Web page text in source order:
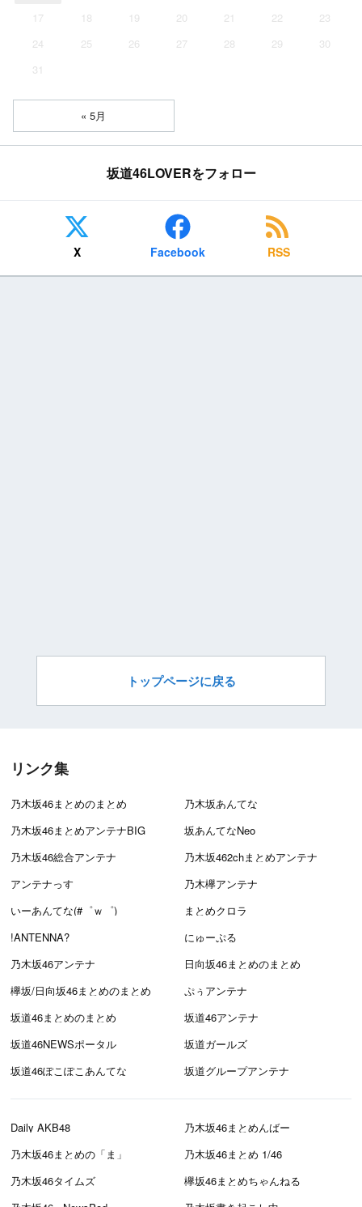
17
18 19 20 21 22
23
24
25 26 27 28 29
30
31
« 5月
坂道46LOVERをフォロー
X Facebook RSS
トップページに戻る
リンク集
乃木坂46まとめのまとめ
乃木坂あんてな
乃木坂46まとめアンテナBIG
坂あんてなNeo
乃木坂46総合アンテナ
乃木坂462chまとめアンテナ
アンテナっす
乃木欅アンテナ
いーあんてな(#゜ｗ゜)
まとめクロラ
!ANTENNA?
にゅーぷる
乃木坂46アンテナ
日向坂46まとめのまとめ
欅坂/日向坂46まとめのまとめ
ぷぅアンテナ
坂道46まとめのまとめ
坂道46アンテナ
坂道46NEWSポータル
坂道ガールズ
坂道46ぽこぽこあんてな
坂道グループアンテナ
Daily AKB48
乃木坂46まとめんばー
乃木坂46まとめの「ま」
乃木坂46まとめ 1/46
乃木坂46タイムズ
欅坂46まとめちゃんねる